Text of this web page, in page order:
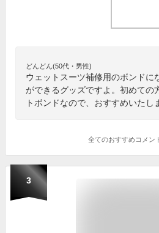
どんどん(50代・男性)
ウェットスーツ補修用のボンドに
ができるグッズですよ。初めての
トボンドなので、おすすめいたし
全てのおすすめコメン
3